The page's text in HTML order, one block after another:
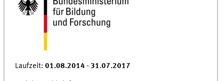
Laufzeit:01.08.2014 - 31.07.2017